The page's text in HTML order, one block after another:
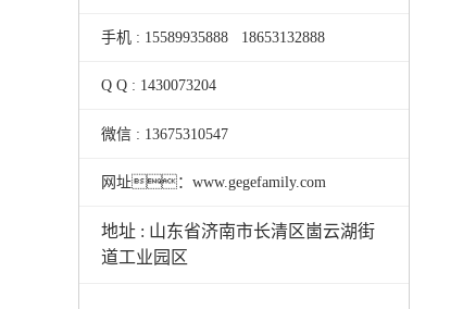
手机 : 15589935888 18653132888
Q Q : 1430073204
微信 : 13675310547
网址：www.gegefamily.com
地址 : 山东省济南市长清区崮云湖街
道工业园区